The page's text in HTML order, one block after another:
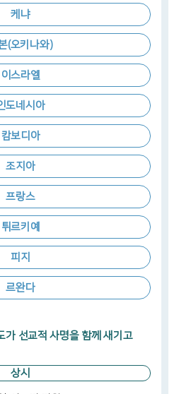
케냐
(오키나와)
이스라엘
도네시아
캄보디아
조지아
프랑스
튀르키예
피지
르완다
가 선교적 사명을 함께 새기고
상시